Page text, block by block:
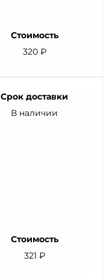
Стоимость
320 ₽
Срок доставки
В наличии
Стоимость
321 ₽